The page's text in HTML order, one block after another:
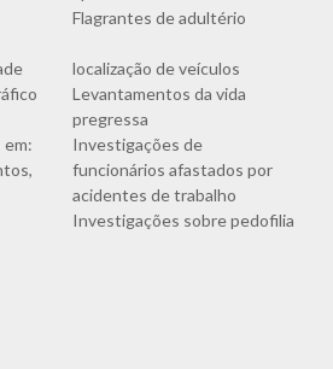
Flagrantes de adultério
localização de veículos
Levantamentos da vida
pregressa
Investigações de
funcionários afastados por
acidentes de trabalho
Investigações sobre pedofilia